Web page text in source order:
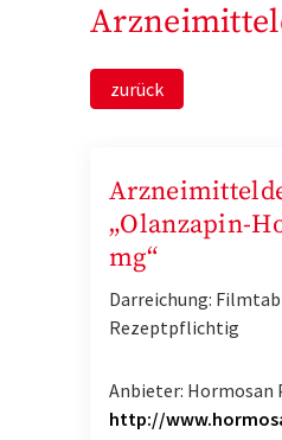
zurück
„Olanzapin-
mg“
Darreichung:
Rezeptpflichtig
Anbieter: Hormosan
http://